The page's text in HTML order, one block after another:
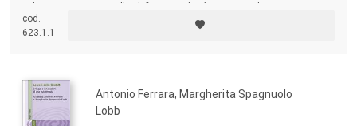
modo come utilizzare questa chiave di lettura; e come rileggere la
propria esperienza.
cod.
623.1.1
Antonio Ferrara, Margherita Spagnuolo
Lobb